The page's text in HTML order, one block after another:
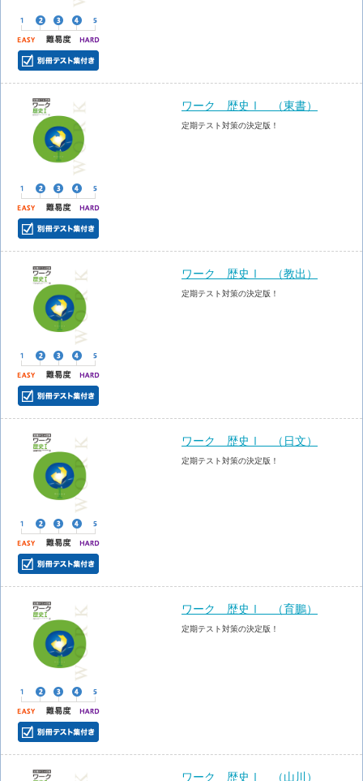
ワーク 歴史Ⅰ （東書）
定期テスト対策の決定版！
ワーク 歴史Ⅰ （教出）
定期テスト対策の決定版！
ワーク 歴史Ⅰ （日文）
定期テスト対策の決定版！
ワーク 歴史Ⅰ （育鵬）
定期テスト対策の決定版！
ワーク 歴史Ⅰ （山川）